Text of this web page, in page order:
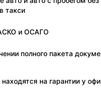
такси
и ОСАГО
полного пакета
на гарантии у